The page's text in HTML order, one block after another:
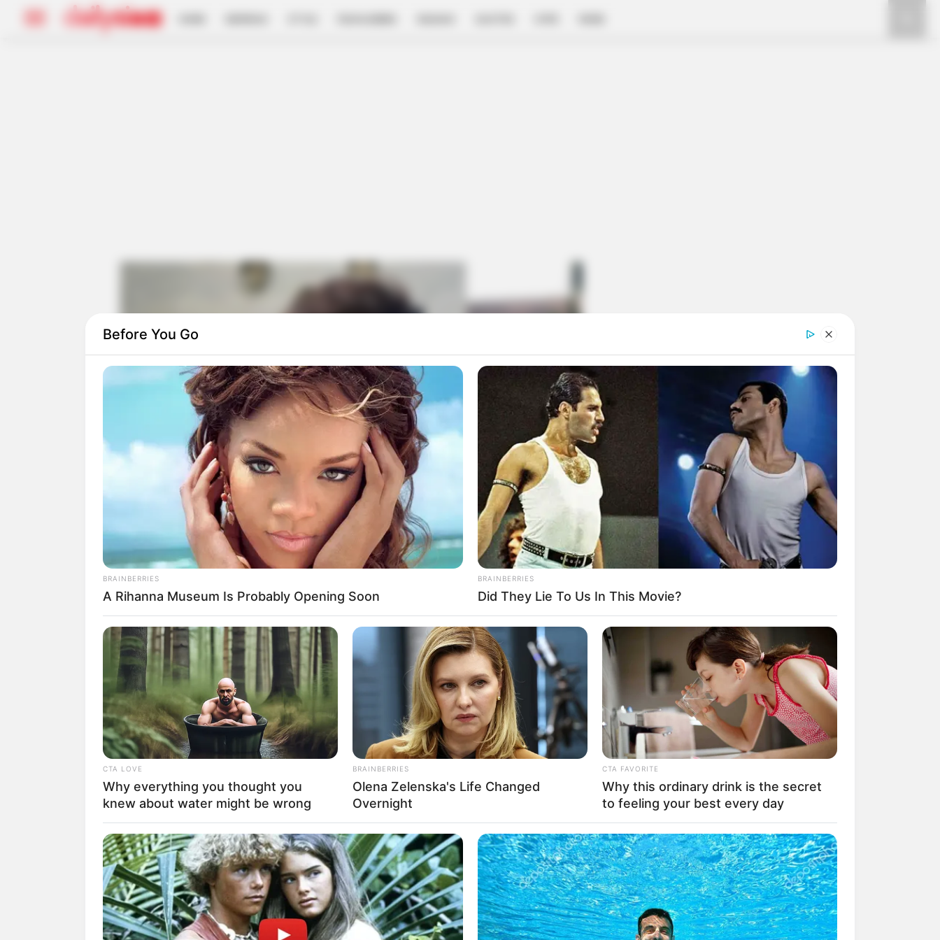
Farhan Rasyid
fans love
VOTE
Tanggal Lahir:
25 Maret2001
Tempat Lahir:
Jakarta, Indonesia
Umur:
25 Tahun
Profesi:
Aktor
Pelanggan Ini Bikin Auto
Merinding
Before You Go
BRAINBERRIES
A Rihanna Museum Is Probably Opening Soon
BRAINBERRIES
Did They Lie To Us In This Movie?
CTA LOVE
Why everything you thought you
knew about water might be wrong
BRAINBERRIES
Olena Zelenska's Life Changed
Overnight
CTA FAVORITE
Why this ordinary drink is the secret
to feeling your best every day